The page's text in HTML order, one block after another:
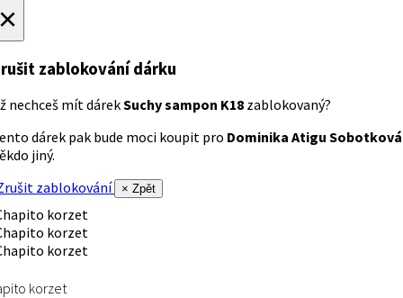
zablokování dárku
nechceš mít dárekSuchy sampon K18 zablokovaný?
dárek pak bude moci koupit pro Dominika Atigu Sobotková
jiný.
zablokování
× Zpět
korzet